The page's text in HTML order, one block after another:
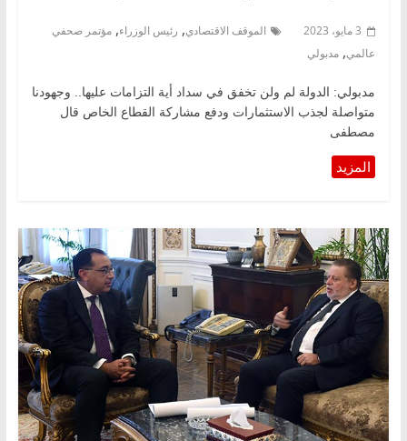
3 مايو، 2023 الموقف الاقتصادي, رئيس الوزراء, مؤتمر صحفي
عالمي, مدبولي
مدبولي: الدولة لم ولن تخفق في سداد أية التزامات عليها.. وجهودنا
متواصلة لجذب الاستثمارات ودفع مشاركة القطاع الخاص قال
مصطفى